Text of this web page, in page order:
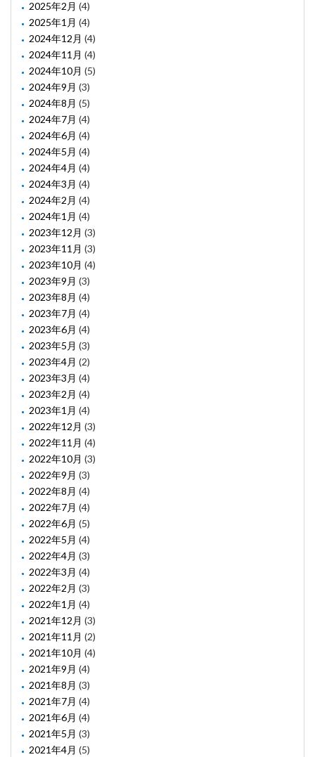
2025年2月 (4)
2025年1月 (4)
2024年12月 (4)
2024年11月 (4)
2024年10月 (5)
2024年9月 (3)
2024年8月 (5)
2024年7月 (4)
2024年6月 (4)
2024年5月 (4)
2024年4月 (4)
2024年3月 (4)
2024年2月 (4)
2024年1月 (4)
2023年12月 (3)
2023年11月 (3)
2023年10月 (4)
2023年9月 (3)
2023年8月 (4)
2023年7月 (4)
2023年6月 (4)
2023年5月 (3)
2023年4月 (2)
2023年3月 (4)
2023年2月 (4)
2023年1月 (4)
2022年12月 (3)
2022年11月 (4)
2022年10月 (3)
2022年9月 (3)
2022年8月 (4)
2022年7月 (4)
2022年6月 (5)
2022年5月 (4)
2022年4月 (3)
2022年3月 (4)
2022年2月 (3)
2022年1月 (4)
2021年12月 (3)
2021年11月 (2)
2021年10月 (4)
2021年9月 (4)
2021年8月 (3)
2021年7月 (4)
2021年6月 (4)
2021年5月 (3)
2021年4月 (5)